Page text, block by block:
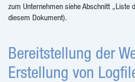
zum Unternehmen siehe Abschnitt „Liste
diesem Dokument).
Bereitstellung der
Erstellung von